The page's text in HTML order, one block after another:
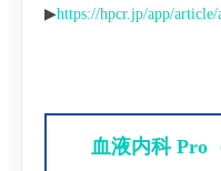
▶https://hpcr.jp/app/article/
血液内科 Pro